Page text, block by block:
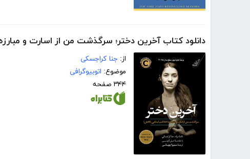
دانلود کتاب آخرین دختر؛ سرگذشت من از اسارت و
از: جنا کراجسکی
موضوع: اتوبیوگرافی
۳۴۴ صفحه